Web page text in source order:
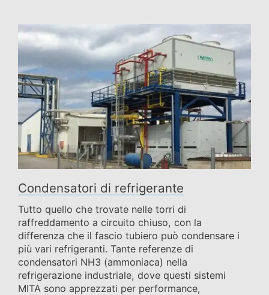
Condensatori di refrigerante
Tutto quello che trovate nelle torri di
raffreddamento a circuito chiuso, con la
differenza che il fascio tubiero può condensare i
più vari refrigeranti. Tante referenze di
condensatori NH3 (ammoniaca) nella
refrigerazione industriale, dove questi sistemi
MITA sono apprezzati per performance,